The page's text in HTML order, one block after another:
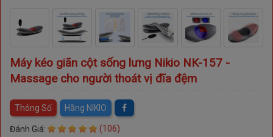
Máy kéo giãn cột sống lưng Nikio NK-157 -
Massage cho người thoát vị đĩa đệm
Thông Số Hãng NIKIO
Đánh Giá: (106)